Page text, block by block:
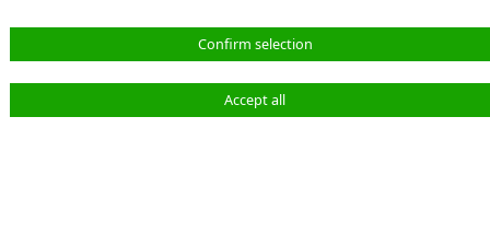
Confirm selection
Accept all
UNSERE AUTOREN
KONTAKT